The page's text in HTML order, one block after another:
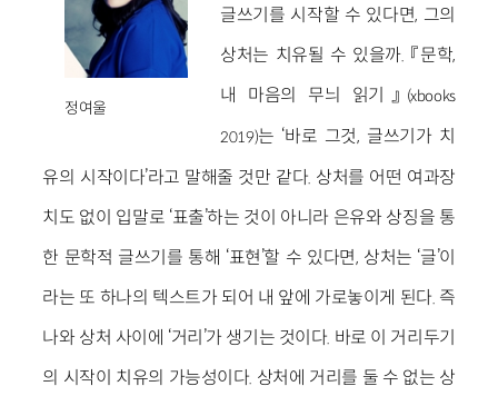
정여울
글쓰기를 시작할 수 있다면, 그의
상처는 치유될 수 있을까. 『문학,
내 마음의 무늬 읽기』 (xbooks
2019)는 ‘바로 그것, 글쓰기가 치
유의 시작이다’라고 말해줄 것만 같다. 상처를 어떤 여과장
치도 없이 입말로 ‘표출’하는 것이 아니라 은유와 상징을 통
한 문학적 글쓰기를 통해 ‘표현’할 수 있다면, 상처는 ‘글’이
라는 또 하나의 텍스트가 되어 내 앞에 가로놓이게 된다. 즉
나와 상처 사이에 ‘거리’가 생기는 것이다. 바로 이 거리두기
의 시작이 치유의 가능성이다. 상처에 거리를 둘 수 없는 상